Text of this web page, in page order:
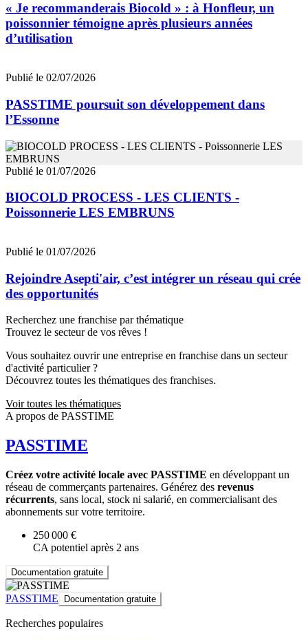
« Je recommanderais Biocold » : à Honfleur, un
poissonnier témoigne après plusieurs années
d’utilisation
Publié le 02/07/2026
PASSTIME poursuit son développement dans
l’Essonne
Publié le 01/07/2026
BIOCOLD PROCESS - LES CLIENTS -
Poissonnerie LES EMBRUNS
Publié le 01/07/2026
Rejoindre Asepti'air, c’est intégrer un réseau qui crée
des opportunités
Recherchez une franchise par thématique
Trouvez le secteur de vos rêves !
Vous souhaitez ouvrir une entreprise en franchise dans un secteur
d'activité particulier ?
Découvrez toutes les thématiques des franchises.
Voir toutes les thématiques
A propos de PASSTIME
PASSTIME
Créez votre activité locale avec PASSTIME en développant un
réseau de commerçants partenaires. Générez des revenus
récurrents, sans local, stock ni salarié, en commercialisant des
abonnements sur votre territoire.
250 000 €
CA potentiel après 2 ans
Documentation gratuite
PASSTIME Documentation gratuite
Recherches populaires